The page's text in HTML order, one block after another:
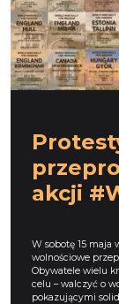
akcji
W sobotę 15 maja
wolnościowe
Obywatele wielu
celu – walczyć o
pokazującymi